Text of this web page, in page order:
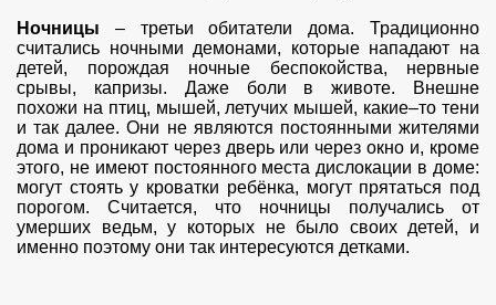
Ночницы – третьи обитатели дома. Традиционно
считались ночными демонами, которые нападают на
детей, порождая ночные беспокойства, нервные
срывы, капризы. Даже боли в животе. Внешне
похожи на птиц, мышей, летучих мышей, какие–то тени
и так далее. Они не являются постоянными жителями
дома и проникают через дверь или через окно и, кроме
этого, не имеют постоянного места дислокации в доме:
могут стоять у кроватки ребёнка, могут прятаться под
порогом. Считается, что ночницы получались от
умерших ведьм, у которых не было своих детей, и
именно поэтому они так интересуются детками.